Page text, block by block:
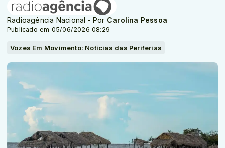
Radioagência Nacional - Por Carolina Pessoa
Publicado em 05/06/2026 08:29
Vozes Em Movimento: Notícias das Periferias